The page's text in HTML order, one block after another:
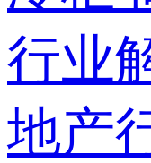
行业
地产